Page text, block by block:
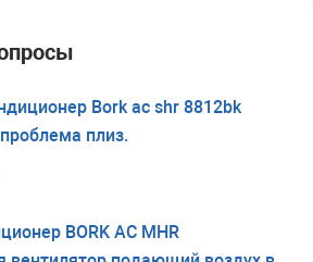
Bork ac shr 8812bk
плиз.
BORK AC MHR